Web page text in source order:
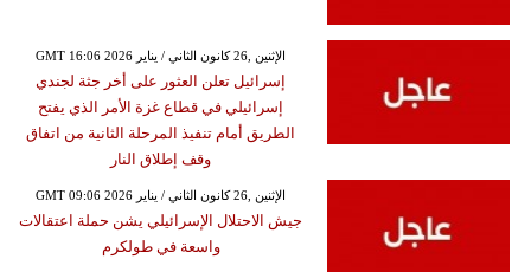
GMT 16:06 2026 الإثنين ,26 كانون الثاني / يناير
إسرائيل تعلن العثور على أخر جثة لجندي
إسرائيلي في قطاع غزة الأمر الذي يفتح
الطريق أمام تنفيذ المرحلة الثانية من اتفاق
وقف إطلاق النار
GMT 09:06 2026 الإثنين ,26 كانون الثاني / يناير
جيش الاحتلال الإسرائيلي يشن حملة اعتقالات
واسعة في طولكرم